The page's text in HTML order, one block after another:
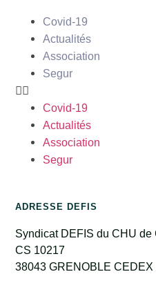
Covid-19
Actualités
Association
Segur
Covid-19
Actualités
Association
Segur
ADRESSE DEFIS
Syndicat DEFIS du CHU de
CS 10217
38043 GRENOBLE CEDEX